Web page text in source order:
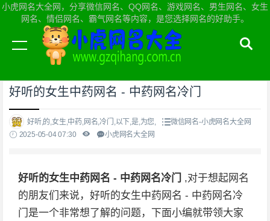
小虎网名大全网，分享微信网名、QQ网名、游戏网名、男生网名、女生
网名、情侣网名、霸气网名等内容，是您选择网名的好助手。
当前位置：小虎网名大全网首页>微信网名
好听的女生中药网名 - 中药网名冷门
好听,的,女生,中药,网名,冷门,以下,是,为您,
微信网名-小虎网名大全网
2025-05-04 07:30
小虎网名大全网
好听的女生中药网名 - 中药网名冷门 ,对于想起网名
的朋友们来说，好听的女生中药网名 - 中药网名冷
门是一个非常想了解的问题，下面小编就带领大家